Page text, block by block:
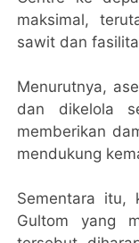
maksimal,
sawit dan
Menurutnya,
dan dikelola
memberikan
mendukung
Sementara itu,
Gultom yang